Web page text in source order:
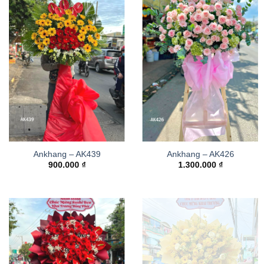
Ankhang – AK439
900.000 ₫
Ankhang – AK426
1.300.000 ₫